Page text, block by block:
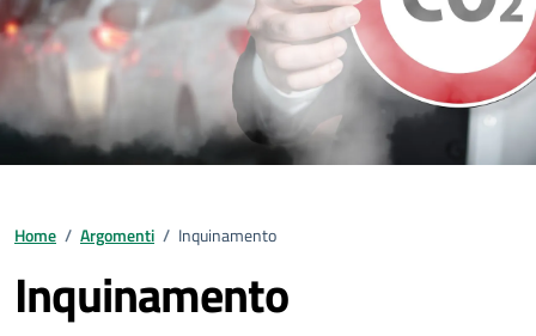
Home / Argomenti / Inquinamento
Inquinamento